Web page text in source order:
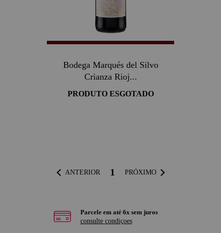
Bodega Marqués del Silvo
Crianza Rioj...
PRODUTO ESGOTADO
ANTERIOR 1 PRÓXIMO
Parcele em até 6x sem juros
consulte condiçoes